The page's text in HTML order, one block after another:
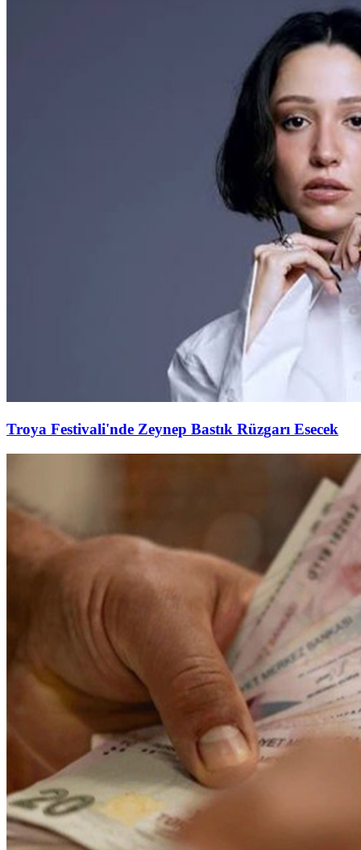
Troya Festivali'nde Zeynep Bastık Rüzgarı Esecek